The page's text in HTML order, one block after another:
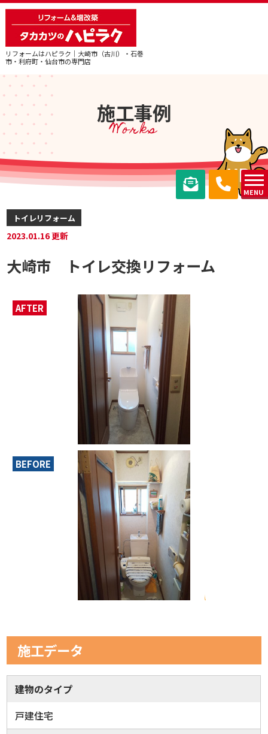
リフォームはハピラク｜大崎市（古川）・石巻
市・利府町・仙台市の専門店
MENU
施工事例
Works
トイレリフォーム
2023.01.16 更新
大崎市 トイレ交換リフォーム
AFTER
BEFORE
施工データ
建物のタイプ
戸建住宅